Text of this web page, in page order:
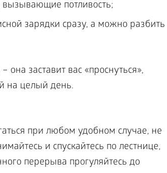
потливость;
зарядки сразу, а можно разбить
заставит вас «проснуться»,
на целый день.
при любом удобном случае, не
и спускайтесь по лестнице,
перерыва прогуляйтесь до